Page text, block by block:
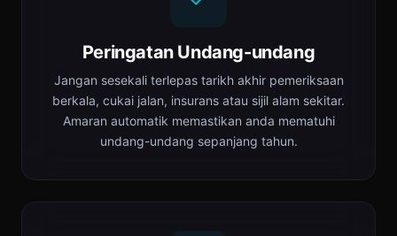
Peringatan Undang-undang
Jangan sesekali terlepas tarikh akhir pemeriksaan
berkala, cukai jalan, insurans atau sijil alam sekitar.
Amaran automatik memastikan anda mematuhi
undang-undang sepanjang tahun.